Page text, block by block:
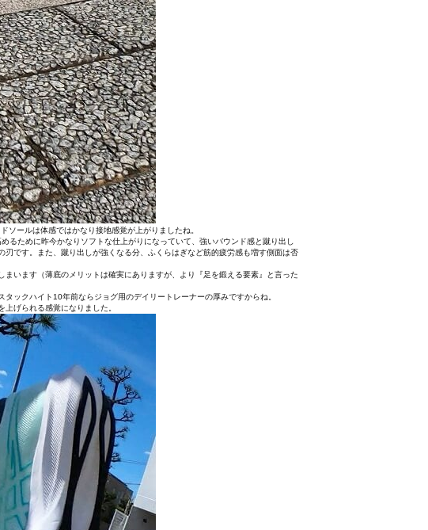
ソールは体感ではかなり接地感覚が上がりましたね。
るために昨今かなりソフトな仕上がりになっていて、強いバウンド感と蹴り出し
です。また、蹴り出しが強くなる分、ふくらはぎなど筋的疲労感も増す側面は否
います（薄底のメリットは確実にありますが、より『足を鍛える要素』と言った
ックハイト10年前ならジョグ用のデイリートレーナーの厚みですからね。
げられる感覚になりました。